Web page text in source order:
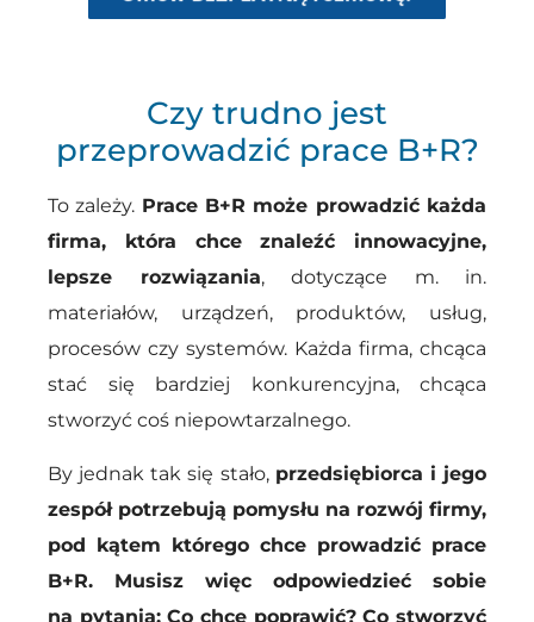
Czy trudno jest
przeprowadzić prace B+R?
To zależy. Prace B+R może prowadzić każda
firma, która chce znaleźć innowacyjne,
lepsze rozwiązania, dotyczące m. in.
materiałów, urządzeń, produktów, usług,
procesów czy systemów. Każda firma, chcąca
stać się bardziej konkurencyjna, chcąca
stworzyć coś niepowtarzalnego.
By jednak tak się stało, przedsiębiorca i jego
zespół potrzebują pomysłu na rozwój firmy,
pod kątem którego chce prowadzić prace
B+R. Musisz więc odpowiedzieć sobie
na pytania: Co chcę poprawić? Co stworzyć